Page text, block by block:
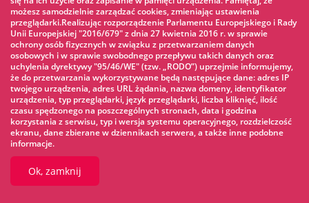
Sprawdź jakość
powietrza
Oceń pracę Urzędu
Miasta
Rewitalizacja
możesz samodzielnie zarządzać cookies, zmieniając ustawienia
przeglądarki.Realizując rozporządzenie Parlamentu Europejskiego i Rady
Unii Europejskiej "2016/679" z dnia 27 kwietnia 2016 r. w sprawie
ochrony osób fizycznych w związku z przetwarzaniem danych
osobowych i w sprawie swobodnego przepływu takich danych oraz
uchylenia dyrektywy "95/46/WE" (tzw. „RODO”) uprzejmie informujemy,
że do przetwarzania wykorzystywane będą następujące dane: adres IP
twojego urządzenia, adres URL żądania, nazwa domeny, identyfikator
urządzenia, typ przeglądarki, język przeglądarki, liczba kliknięć, ilość
czasu spędzonego na poszczególnych stronach, data i godzina
korzystania z serwisu, typ i wersja systemu operacyjnego, rozdzielczość
ekranu, dane zbierane w dziennikach serwera, a także inne podobne
informacje.
Ok, zamknij